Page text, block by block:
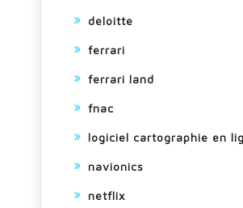
deloitte
ferrari
ferrari land
fnac
logiciel cartographie en
navionics
netflix